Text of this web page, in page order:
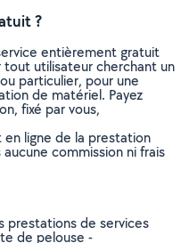
?
entièrement gratuit
tout utilisateur cherchant un
particulier, pour une
de matériel. Payez
fixé par vous,
en ligne de la prestation
commission ni frais
prestations de services
de pelouse -